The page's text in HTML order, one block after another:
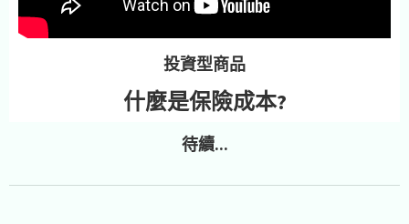
投資型商品
什麼是保險成本?
待續...